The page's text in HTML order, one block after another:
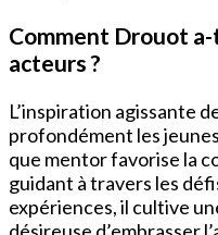
Comment Drouot
acteurs ?
L’inspiration agissante
profondément les
que mentor favorise la
guidant à travers les
expériences, il cultive